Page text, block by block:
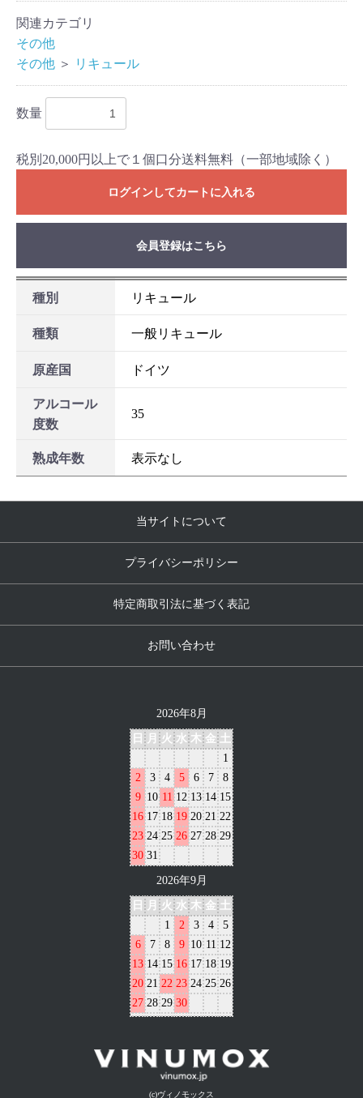
関連カテゴリ
その他
その他 ＞ リキュール
数量
税別20,000円以上で１個口分送料無料（一部地域除く）
ログインしてカートに入れる
お買い物を続ける カートへ進む
会員登録はこちら
種別 リキュール
種類 一般リキュール
原産国 ドイツ
アルコール
度数
35
熟成年数 表示なし
当サイトについて
プライバシーポリシー
特定商取引法に基づく表記
お問い合わせ
2026年8月
日 月 火 水 木 金 土
1
2
3 4 5 6 7
8
9 10 11 12 13 14 15
16 17 18 19 20 21 22
23 24 25 26 27 28 29
30 31
2026年9月
日 月 火 水 木 金 土
1
2 3 4
5
6
7 8 9 10 11 12
13 14 15 16 17 18 19
20 21 22 23 24 25 26
27 28 29 30
(c)ヴィノモックス